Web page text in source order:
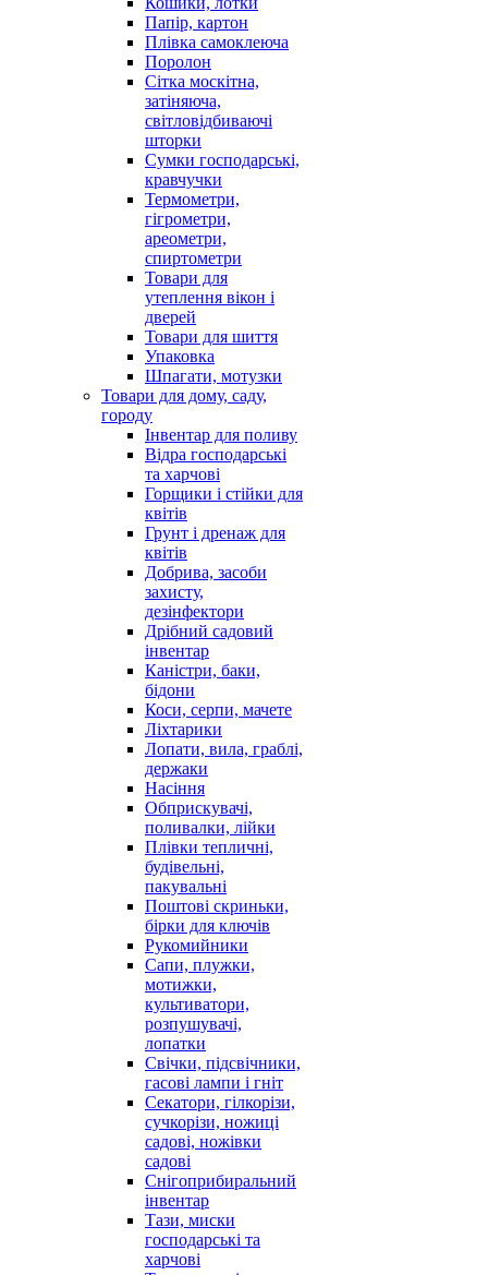
Папір, картон
Плівка самоклеюча
Поролон
Сітка москітна,
затіняюча,
світловідбиваючі
шторки
Сумки господарські,
кравчучки
Термометри,
гігрометри,
ареометри,
спиртометри
Товари для
утеплення вікон і
дверей
Товари для шиття
Упаковка
Шпагати, мотузки
Товари для дому, саду,
городу
Інвентар для поливу
Відра господарські
та харчові
Горщики і стійки для
квітів
Грунт і дренаж для
квітів
Добрива, засоби
захисту,
дезінфектори
Дрібний садовий
інвентар
Каністри, баки,
бідони
Коси, серпи, мачете
Ліхтарики
Лопати, вила, граблі,
держаки
Насіння
Обприскувачі,
поливалки, лійки
Плівки тепличні,
будівельні,
пакувальні
Поштові скриньки,
бірки для ключів
Рукомийники
Сапи, плужки,
мотижки,
культиватори,
розпушувачі,
лопатки
Свічки, підсвічники,
гасові лампи і гніт
Секатори, гілкорізи,
сучкорізи, ножиці
садові, ножівки
садові
Снігоприбиральний
інвентар
Тази, миски
господарські та
харчові